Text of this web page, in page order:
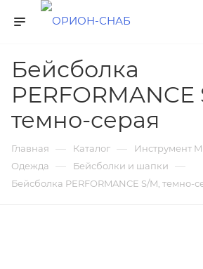
Бейсболка
PERFORMANCE
темно-серая
Главная — Каталог — Инструмент
Одежда — Бейсболки и шапки —
Бейсболка PERFORMANCE S/M, темно-